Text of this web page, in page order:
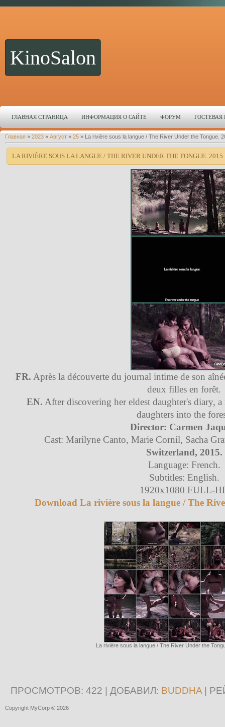
KinoSalon
ГЛАВНАЯ СТРАНИЦА ИНФОРМАЦИЯ О САЙТЕ ФОРУМ ГОСТЕВАЯ
Главная » 2023 » Август » 25 » La rivière sous la langue / The River Under the Tongue.
LA RIVIÈRE SOUS LA LANGUE / THE RIVER UNDER THE TONGUE.
FR. Après la découverte du journal intime de son
deux filles en forêt.
EN. After discovering her eldest daughter's diary,
daughters into the
Director: Carmen
Cast: Marilyne Canto, Marie Cornil, Sacha
Switzerland, 2015.
Language: French.
Subtitles: English.
1920x1080 FULL-
Download La rivière sous la langue / The
La rivière sous la langue / The River Under the
ПРОСМОТРОВ: 422 | ДОБАВИЛ: BUDDHA
Copyright MyCorp © 2026